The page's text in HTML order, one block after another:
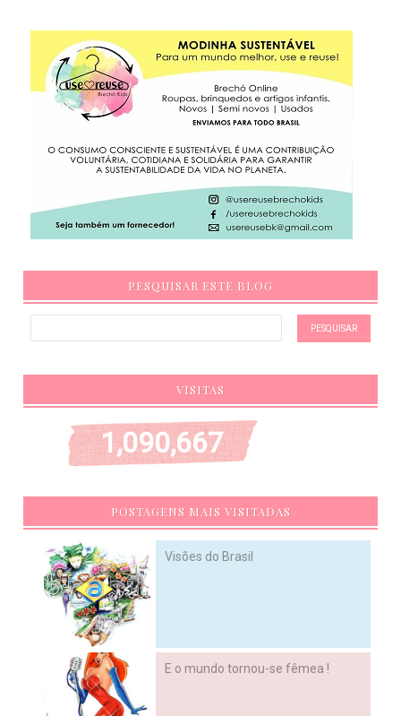
PESQUISAR ESTE BLOG
VISITAS
1,090,667
POSTAGENS MAIS VISITADAS
Visões do Brasil
E o mundo tornou-se fêmea !